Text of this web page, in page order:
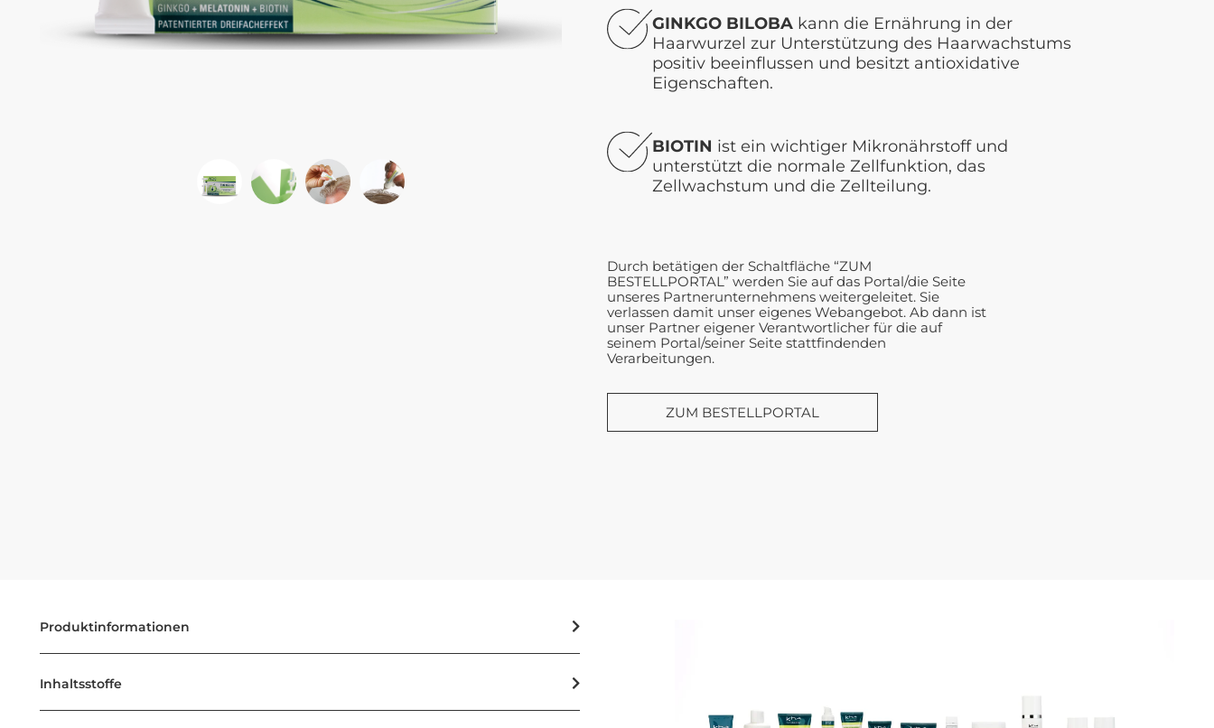
GINKGO BILOBA kann die Ernährung in der
Haarwurzel zur Unterstützung des Haarwachstums
positiv beeinflussen und besitzt antioxidative
Eigenschaften.
BIOTIN ist ein wichtiger Mikronährstoff und
unterstützt die normale Zellfunktion, das
Zellwachstum und die Zellteilung.
Durch betätigen der Schaltfläche “ZUM
BESTELLPORTAL” werden Sie auf das Portal/die Seite
unseres Partnerunternehmens weitergeleitet. Sie
verlassen damit unser eigenes Webangebot. Ab dann ist
unser Partner eigener Verantwortlicher für die auf
seinem Portal/seiner Seite stattfindenden
Verarbeitungen.
ZUM BESTELLPORTAL
Produktinformationen
Inhaltsstoffe